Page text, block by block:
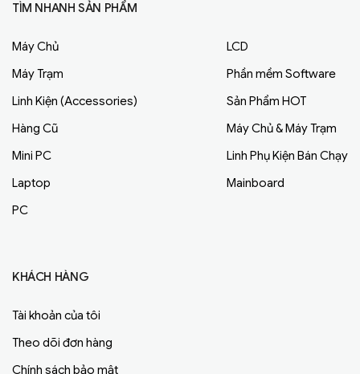
TÌM NHANH SẢN PHẨM
Máy Chủ
Máy Trạm
Linh Kiện (Accessories)
Hàng Cũ
Mini PC
Laptop
PC
LCD
Phần mềm Software
Sản Phẩm HOT
Máy Chủ & Máy Trạm
Linh Phụ Kiện Bán Chạy
Mainboard
KHÁCH HÀNG
Tài khoản của tôi
Theo dõi đơn hàng
Chính sách bảo mật